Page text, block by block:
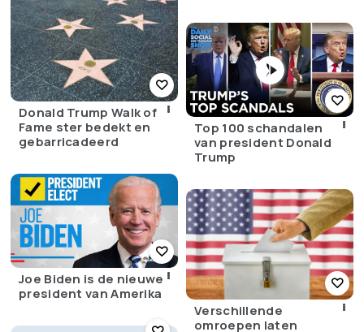
Donald Trump Walk of
Fame ster bedekt en
gebarricadeerd
Top 100 schandalen
van president Donald
Trump
Joe Biden is de nieuwe
president van Amerika
Verschillende
omroepen laten